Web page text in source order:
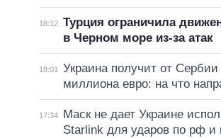
18:12 Турция ограничила
в Черном море из-за атак
18:01
Украина получит от Сербии
миллиона евро: на что
17:34
Маск не дает Украине
Starlink для ударов по рф и